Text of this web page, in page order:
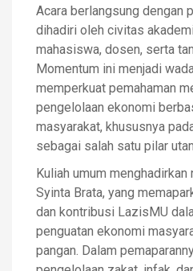
Acara berlangsung dengan
dihadiri oleh civitas
mahasiswa, dosen, serta
Momentum ini menjadi
memperkuat pemahaman
pengelolaan ekonomi
masyarakat, khususnya
sebagai salah satu pilar
Kuliah umum
Syinta Brata, yang
dan kontribusi LazisMU
penguatan ekonomi
pangan. Dalam